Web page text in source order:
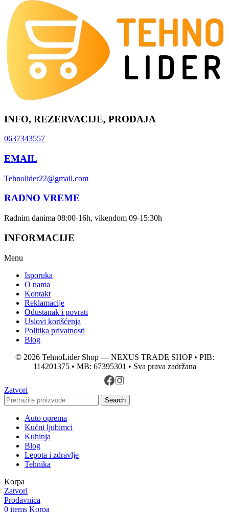
INFO, REZERVACIJE, PRODAJA
0637343557
EMAIL
Tehnolider22@gmail.com
RADNO VREME
Radnim danima 08:00-16h, vikendom 09-15:30h
INFORMACIJE
Menu
Isporuka
O nama
Kontakt
Reklamacije
Odustanak i povrati
Uslovi korišćenja
Politika privatnosti
Blog
© 2026 TehnoLider Shop — NEXUS TRADE SHOP • PIB:
114201375 • MB: 67395301 • Sva prava zadržana
Zatvori
Search
Auto oprema
Kućni ljubimci
Kuhinja
Blog
Lepota i zdravlje
Tehnika
Korpa
Zatvori
Prodavnica
0 items Korpa